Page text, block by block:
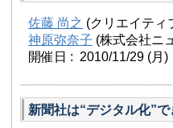
佐藤 尚之 (クリエイティ
神原弥奈子 (株式会社ニ
開催日 : 2010/11/29 (月)
新聞社は“デジタル化”で